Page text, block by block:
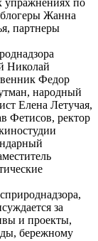
Жанна
партнеры
Николай
Федор
народный
Елена Летучая,
Фетисов, ректор
за
и проекты,
бережному